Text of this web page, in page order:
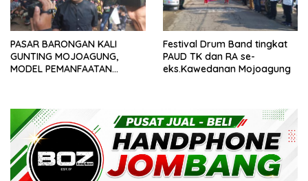
PASAR BARONGAN KALI
GUNTING MOJOAGUNG,
MODEL PEMANFAATAN
KEMANDIRIAN
Festival Drum Band tingkat
PAUD TK dan RA se-
eks.Kawedanan Mojoagung